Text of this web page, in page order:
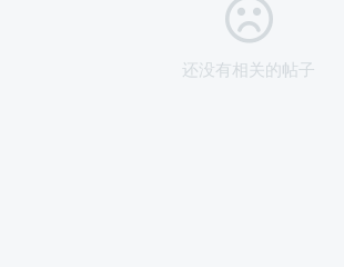
还没有相关的帖子